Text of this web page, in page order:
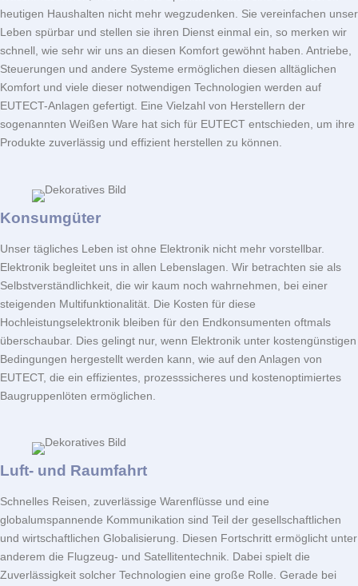
heutigen Haushalten nicht mehr wegzudenken. Sie vereinfachen unser
Leben spürbar und stellen sie ihren Dienst einmal ein, so merken wir
schnell, wie sehr wir uns an diesen Komfort gewöhnt haben. Antriebe,
Steuerungen und andere Systeme ermöglichen diesen alltäglichen
Komfort und viele dieser notwendigen Technologien werden auf
EUTECT-Anlagen gefertigt. Eine Vielzahl von Herstellern der
sogenannten Weißen Ware hat sich für EUTECT entschieden, um ihre
Produkte zuverlässig und effizient herstellen zu können.
Konsumgüter
Unser tägliches Leben ist ohne Elektronik nicht mehr vorstellbar.
Elektronik begleitet uns in allen Lebenslagen. Wir betrachten sie als
Selbstverständlichkeit, die wir kaum noch wahrnehmen, bei einer
steigenden Multifunktionalität. Die Kosten für diese
Hochleistungselektronik bleiben für den Endkonsumenten oftmals
überschaubar. Dies gelingt nur, wenn Elektronik unter kostengünstigen
Bedingungen hergestellt werden kann, wie auf den Anlagen von
EUTECT, die ein effizientes, prozesssicheres und kostenoptimiertes
Baugruppenlöten ermöglichen.
Luft- und Raumfahrt
Schnelles Reisen, zuverlässige Warenflüsse und eine
globalumspannende Kommunikation sind Teil der gesellschaftlichen
und wirtschaftlichen Globalisierung. Diesen Fortschritt ermöglicht unter
anderem die Flugzeug- und Satellitentechnik. Dabei spielt die
Zuverlässigkeit solcher Technologien eine große Rolle. Gerade bei